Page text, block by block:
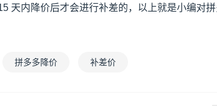
天内降价后才会进行补差的，以上就是小编对
拼多多降价 补差价